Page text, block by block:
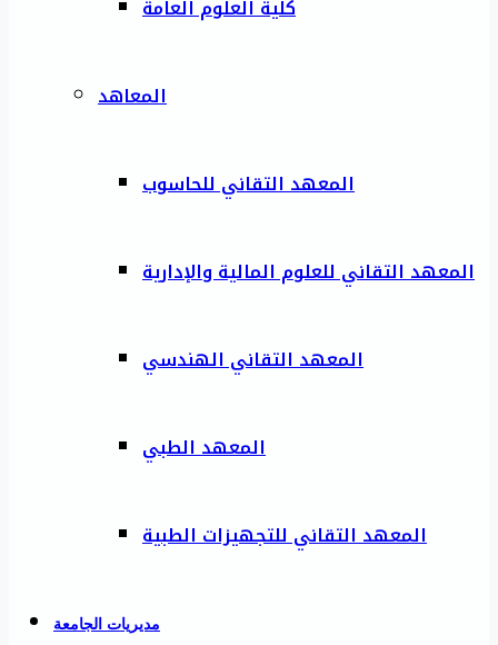
كلية العلوم العامة
المعاهد
المعهد التقاني للحاسوب
المعهد التقاني للعلوم المالية والإدارية
المعهد التقاني الهندسي
المعهد الطبي
المعهد التقاني للتجهيزات الطبية
مديريات الجامعة